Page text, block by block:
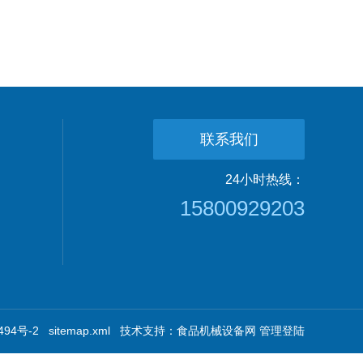
联系我们
24小时热线：
15800929203
号-2 sitemap.xml 技术支持： 食品机械设备网 管理登陆